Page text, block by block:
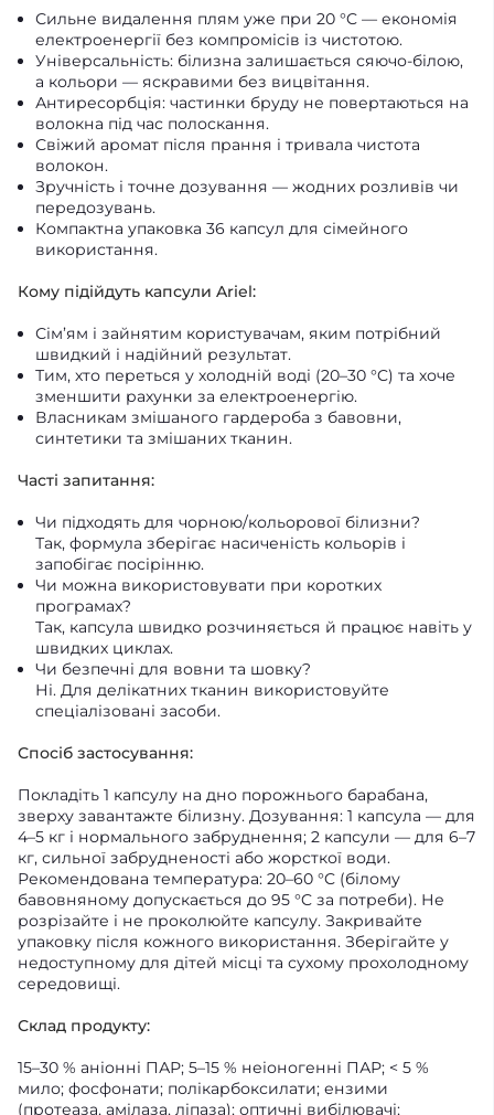
Сильне видалення плям уже при 20 °C — економія
електроенергії без компромісів із чистотою.
Універсальність: білизна залишається сяючо-білою,
а кольори — яскравими без вицвітання.
Антиресорбція: частинки бруду не повертаються на
волокна під час полоскання.
Свіжий аромат після прання і тривала чистота
волокон.
Зручність і точне дозування — жодних розливів чи
передозувань.
Компактна упаковка 36 капсул для сімейного
використання.
Кому підійдуть капсули Ariel:
Сім’ям і зайнятим користувачам, яким потрібний
швидкий і надійний результат.
Тим, хто переться у холодній воді (20–30 °C) та хоче
зменшити рахунки за електроенергію.
Власникам змішаного гардероба з бавовни,
синтетики та змішаних тканин.
Часті запитання:
Чи підходять для чорною/кольорової білизни?
Так, формула зберігає насиченість кольорів і
запобігає посірінню.
Чи можна використовувати при коротких
програмах?
Так, капсула швидко розчиняється й працює навіть у
швидких циклах.
Чи безпечні для вовни та шовку?
Ні. Для делікатних тканин використовуйте
спеціалізовані засоби.
Спосіб застосування:
Покладіть 1 капсулу на дно порожнього барабана,
зверху завантажте білизну. Дозування: 1 капсула — для
4–5 кг і нормального забруднення; 2 капсули — для 6–7
кг, сильної забрудненості або жорсткої води.
Рекомендована температура: 20–60 °C (білому
бавовняному допускається до 95 °C за потреби). Не
розрізайте і не проколюйте капсулу. Закривайте
упаковку після кожного використання. Зберігайте у
недоступному для дітей місці та сухому прохолодному
середовищі.
Склад продукту:
15–30 % аніонні ПАР; 5–15 % неіоногенні ПАР; < 5 %
мило; фосфонати; полікарбоксилати; ензими
(протеаза, амілаза, ліпаза); оптичні вибілювачі;